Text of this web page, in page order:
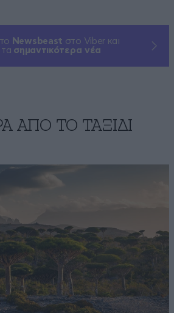
το Newsbeast στο Viber και
τα σημαντικότερα νέα
ΑΠΟ TO ΤΑΞΙΔΙ